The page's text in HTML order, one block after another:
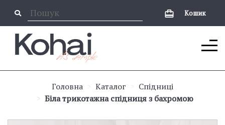
Кошик
Головна Каталог
Спідниці
Біла трикотажна спідниця з бахромою